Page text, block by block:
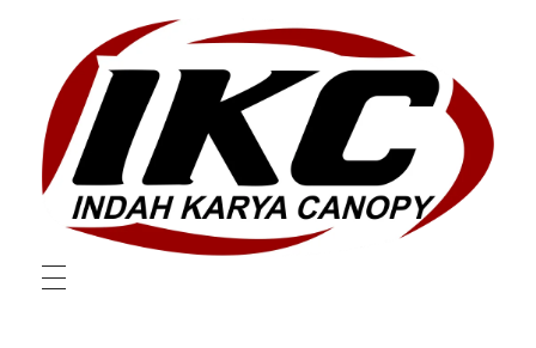
Layanan Canopy dan Membrane Berkualitas Di Bekasi
Layanan Canopy dan Membrane Berkualitas Di Bekasi